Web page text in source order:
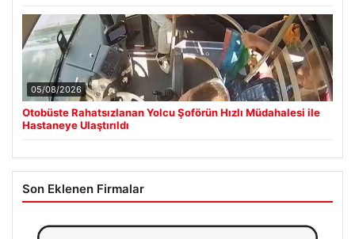
05/08/2026
Otobüste Rahatsızlanan Yolcu Şoförün Hızlı Müdahalesi ile
Hastaneye Ulaştırıldı
Son Eklenen Firmalar